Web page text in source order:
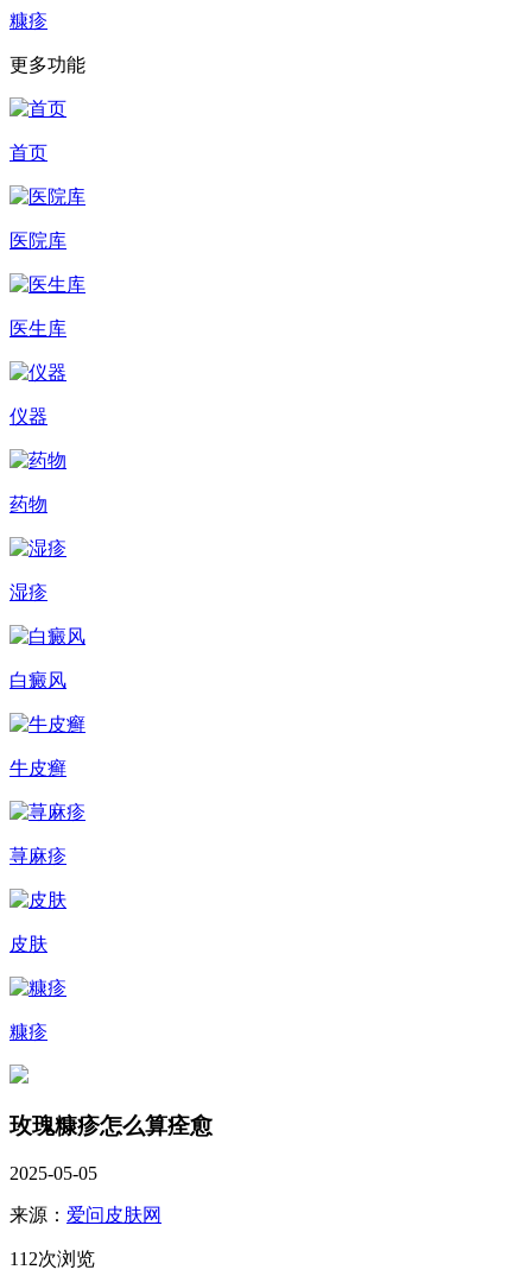
糠疹
更多功能
首页
医院库
医生库
仪器
药物
湿疹
白癜风
牛皮癣
荨麻疹
皮肤
糠疹
玫瑰糠疹怎么算痊愈
2025-05-05
来源： 爱问皮肤网
112次浏览